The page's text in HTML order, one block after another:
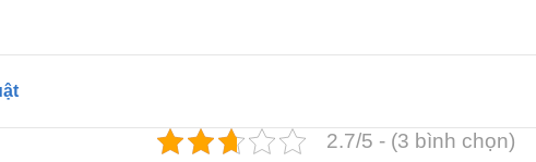
2.7/5 - (3 bình chọn)